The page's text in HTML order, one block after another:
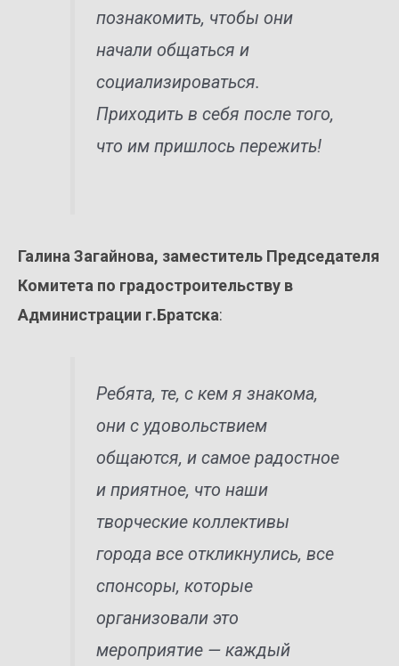
познакомить, чтобы они
начали общаться и
социализироваться.
Приходить в себя после того,
что им пришлось пережить!
Галина Загайнова, заместитель Председателя
Комитета по градостроительству в
Администрации г.Братска:
Ребята, те, с кем я знакома,
они с удовольствием
общаются, и самое радостное
и приятное, что наши
творческие коллективы
города все откликнулись, все
спонсоры, которые
организовали это
мероприятие — каждый